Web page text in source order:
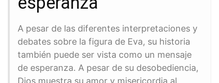
A ​pesar de las diferentes interpretaciones y
debates sobre la figura de Eva, su historia
también ​puede ser vista como un mensaje
de esperanza. A ⁤pesar de su desobediencia,
Dios muestra su amor y misericordia al